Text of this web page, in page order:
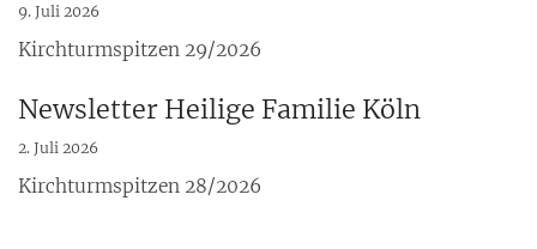
9. Juli 2026
Kirchturmspitzen 29/2026
Newsletter Heilige Familie Köln
2. Juli 2026
Kirchturmspitzen 28/2026